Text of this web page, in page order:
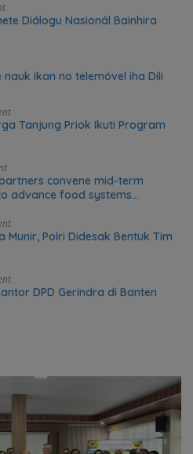
Diálogu Nasionál Bainhira
nauk ikan no telemóvel iha Dili
Tanjung Priok Ikuti Program
convene mid-term
advance food systems
Munir, Polri Didesak Bentuk Tim
DPD Gerindra di Banten